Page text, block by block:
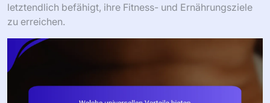
letztendlich befähigt, ihre Fitness- und Ernährungsziele
zu erreichen.